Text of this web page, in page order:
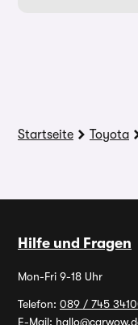
Startseite Toyota
Hilfe und Fragen
Mon-Fri 9-18 Uhr
Telefon: 089 / 745
E-Mail: